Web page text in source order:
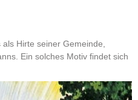
Hirte seiner Gemeinde,
Ein solches Motiv findet sich